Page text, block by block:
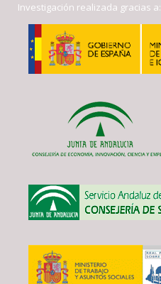
Investigación realizada gracias a: